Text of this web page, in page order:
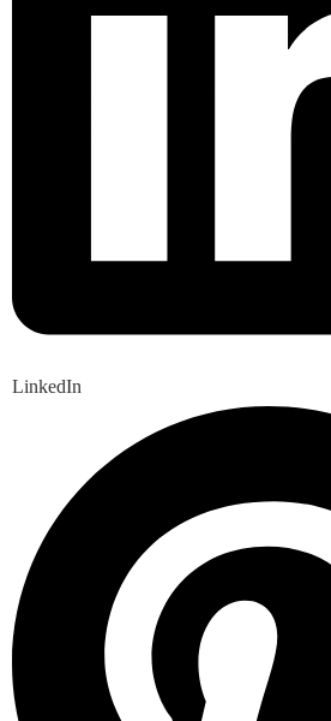
LinkedIn